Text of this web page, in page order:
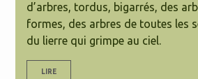
d’arbres, tordus, bigarrés, des
formes, des arbres de toutes les
du lierre qui grimpe au ciel.
LIRE